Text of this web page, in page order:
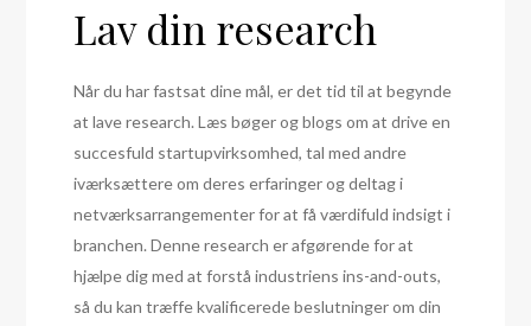
Lav din research
Når du har fastsat dine mål, er det tid til at begynde
at lave research. Læs bøger og blogs om at drive en
succesfuld startupvirksomhed, tal med andre
iværksættere om deres erfaringer og deltag i
netværksarrangementer for at få værdifuld indsigt i
branchen. Denne research er afgørende for at
hjælpe dig med at forstå industriens ins-and-outs,
så du kan træffe kvalificerede beslutninger om din